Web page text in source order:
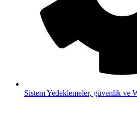
SistemYedeklemeler, güvenlik ve